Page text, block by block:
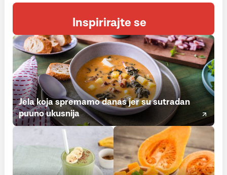
Inspirirajte se
Jela koja spremamo danas jer su sutradan
puuno ukusnija